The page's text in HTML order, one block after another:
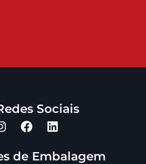
Sociais
de Embalagem